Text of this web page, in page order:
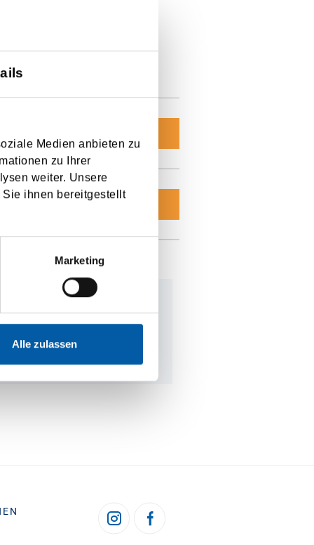
Medien anbieten zu
zu Ihrer
weiter. Unsere
ihnen bereitgestellt
Marketing
Alle zulassen
TOWARZYSTWA
PROMOWE